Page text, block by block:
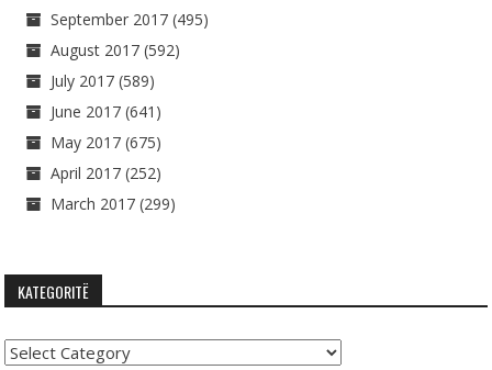
September 2017 (495)
August 2017 (592)
July 2017 (589)
June 2017 (641)
May 2017 (675)
April 2017 (252)
March 2017 (299)
KATEGORITË
Kategoritë